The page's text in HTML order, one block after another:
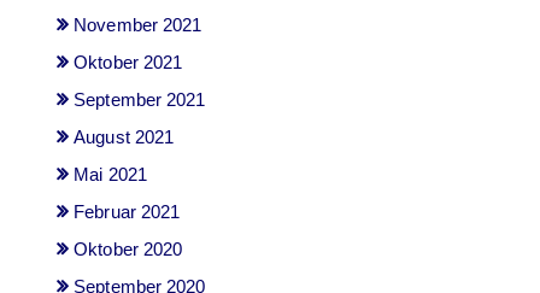
November 2021
Oktober 2021
September 2021
August 2021
Mai 2021
Februar 2021
Oktober 2020
September 2020